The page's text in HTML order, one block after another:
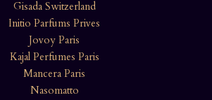
Gisada Switzerland
Initio Parfums Prives
Jovoy Paris
Kajal Perfumes Paris
Mancera Paris
Nasomatto